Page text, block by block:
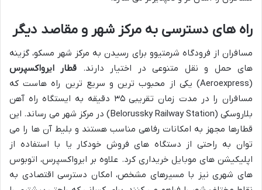
راه های دسترسی به مرکز شهر و مقاصد دیگر
مسافران از فرودگاه شرمتیوو برای رسیدن به مرکز شهر مسکو، گزینه
های حمل و نقل متنوعی در اختیار دارند. قطار ایرواکسپرس
(Aeroexpress) یکی از محبوب ترین و سریع ترین راه هاست که
مسافران را در مدت زمان تقریبی ۳۵ دقیقه به ایستگاه راه آهن
بلاروسکی (Belorussky Railway Station) در مرکز شهر می رساند. این
قطارها مجهز به امکانات رفاهی مناسب هستند و بلیط آن ها را می
توان به راحتی از دستگاه های فروش خودکار یا با استفاده از
اپلیکیشن های موبایل خریداری کرد. علاوه بر ایرواکسپرس، اتوبوس
های شهری نیز با مسیرهای مشخص، امکان دسترسی اقتصادی به